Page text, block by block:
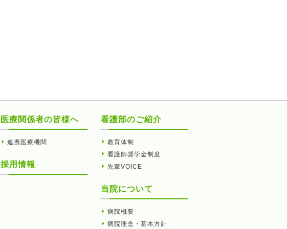
医療関係者の皆様へ
連携医療機関
採用情報
看護部のご紹介
教育体制
看護師奨学金制度
先輩VOICE
当院について
病院概要
病院理念・基本方針